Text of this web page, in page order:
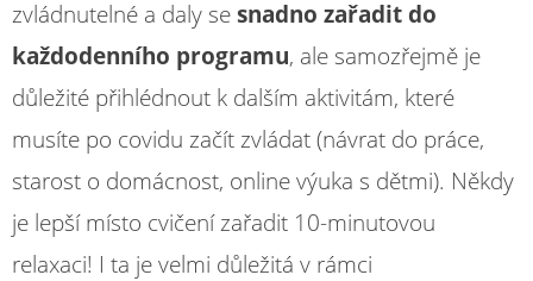
zvládnutelné a daly sesnadno zařadit do
každodenního programu, ale samozřejmě je
důležité přihlédnout k dalším aktivitám, které
musíte po covidu začít zvládat (návrat do práce,
starost o domácnost, online výuka s dětmi). Někdy
je lepší místo cvičení zařadit 10-minutovou
relaxaci! I ta je velmi důležitá v rámci